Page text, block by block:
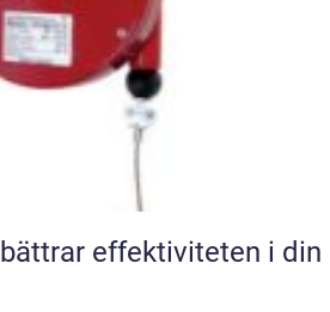
effektiviteten i din